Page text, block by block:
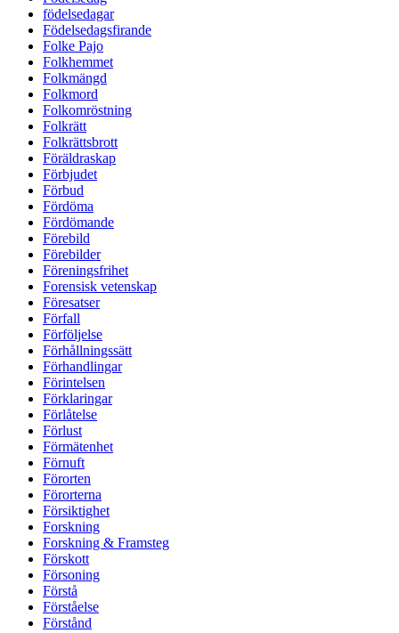
födelsedagar
Födelsedagsfirande
Folke Pajo
Folkhemmet
Folkmängd
Folkmord
Folkomröstning
Folkrätt
Folkrättsbrott
Föräldraskap
Förbjudet
Förbud
Fördöma
Fördömande
Förebild
Förebilder
Föreningsfrihet
Forensisk vetenskap
Föresatser
Förfall
Förföljelse
Förhållningssätt
Förhandlingar
Förintelsen
Förklaringar
Förlåtelse
Förlust
Förmätenhet
Förnuft
Förorten
Förorterna
Försiktighet
Forskning
Forskning & Framsteg
Förskott
Försoning
Förstå
Förståelse
Förstånd